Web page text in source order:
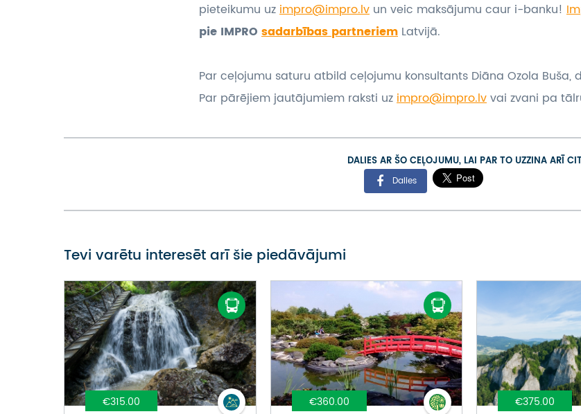
pieteikumu uzimpro@impro.lv un veic maksājumu caur i-banku!
pie IMPRO sadarbības partneriem Latvijā.
Par ceļojumu saturu atbild ceļojumu konsultants Diāna Ozola Buša,
Par pārējiem jautājumiem raksti uzimpro@impro.lvvai zvani pa
DALIES AR ŠO CEĻOJUMU, LAI PAR TO UZZINA ARĪ
Dalies
Tevi varētu interesēt arī šie piedāvājumi
€315.00 €360.00 €375.00